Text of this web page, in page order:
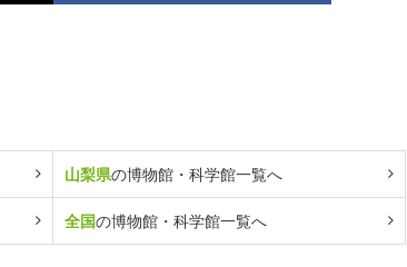
山梨県の博物館・科学館一覧へ
全国の博物館・科学館一覧へ